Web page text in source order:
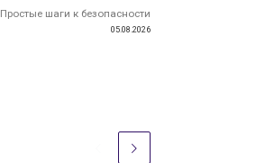
Простые шаги к безопасности
05.08.2026